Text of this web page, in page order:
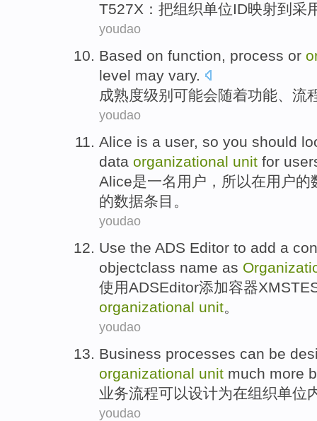
T527X ：把组织单位ID映射到 采
youdao
Based on function, process or
level may vary.
成熟度级别 可能会随着功能、 流
youdao
Alice is a user, so you should
data organizational unit for
Alice是一名 用户 ， 所以在用户的
的数据条目 。
youdao
Use the ADS Editor to add a
objectclass name as
使用ADSEditor添加容器
organizational unit。
youdao
Business processes can be
organizational unit much more
业务流程可以设计为在组织单位
youdao